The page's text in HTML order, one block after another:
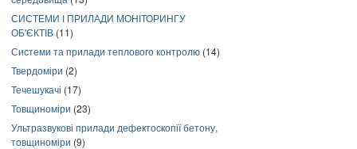
СИСТЕМИ І ПРИЛАДИ МОНІТОРИНГУ
ОБ'ЄКТІВ (11)
Системи та прилади теплового контролю (14)
Твердоміри (2)
Течешукачі (17)
Товщиноміри (23)
Ультразвукові прилади дефектоскопії бетону,
товщиноміри (9)